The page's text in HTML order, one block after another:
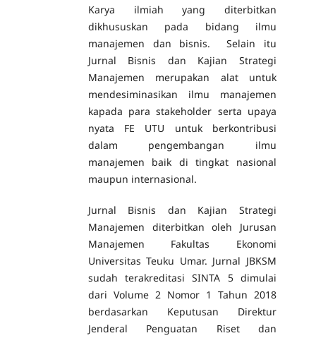
Karya ilmiah yang diterbitkan
dikhususkan pada bidang ilmu
manajemen dan bisnis. Selain itu
Jurnal Bisnis dan Kajian Strategi
Manajemen merupakan alat untuk
mendesiminasikan ilmu manajemen
kapada para stakeholder serta upaya
nyata FE UTU untuk berkontribusi
dalam pengembangan ilmu
manajemen baik di tingkat nasional
maupun internasional.
Jurnal Bisnis dan Kajian Strategi
Manajemen diterbitkan oleh Jurusan
Manajemen Fakultas Ekonomi
Universitas Teuku Umar. Jurnal JBKSM
sudah terakreditasi SINTA 5 dimulai
dari Volume 2 Nomor 1 Tahun 2018
berdasarkan Keputusan Direktur
Jenderal Penguatan Riset dan